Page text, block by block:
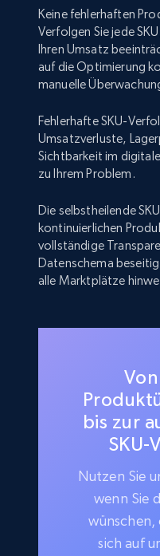
Keine fehlerhaften
Verfolgen Sie jede
Ihren Umsatz
auf die Optimierung
manuelle
Fehlerhafte SKU-
Umsatzverluste,
Sichtbarkeit im
zu Ihrem Problem.
Die selbstheilende
kontinuierlichen
vollständige
Datenschema
alle Marktplätze
bis zur
SKU-
Nutzen Sie
wenn Sie
wünschen,
sich auf